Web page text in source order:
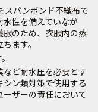
スパンボンド不織布で
性を備えていなが
服のため、衣服内の蒸
ます。
ど耐水圧を必要とす
ン類対策で使用する
ザーの責任において